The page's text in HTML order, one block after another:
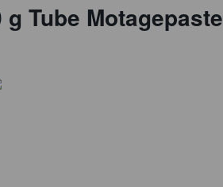
Tube